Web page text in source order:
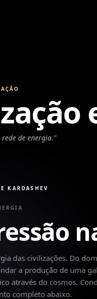
de energia.”
KARDASHEV
das civilizações. Do
a produção de uma
através do cosmos.
completo abaixo.